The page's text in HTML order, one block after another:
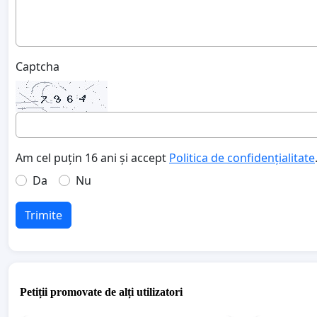
Captcha
Am cel puțin 16 ani și accept Politica de confidențialitate.
Da
Nu
Trimite
Petiții promovate de alți utilizatori